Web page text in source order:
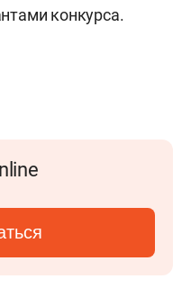
конкурса.